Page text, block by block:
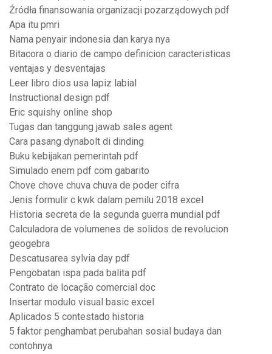
Źródła finansowania organizacji pozarządowych pdf
Apa itu pmri
Nama penyair indonesia dan karya nya
Bitacora o diario de campo definicion caracteristicas
ventajas y desventajas
Leer libro dios usa lapiz labial
Instructional design pdf
Eric squishy online shop
Tugas dan tanggung jawab sales agent
Cara pasang dynabolt di dinding
Buku kebijakan pemerintah pdf
Simulado enem pdf com gabarito
Chove chove chuva chuva de poder cifra
Jenis formulir c kwk dalam pemilu 2018 excel
Historia secreta de la segunda guerra mundial pdf
Calculadora de volumenes de solidos de revolucion
geogebra
Descatusarea sylvia day pdf
Pengobatan ispa pada balita pdf
Contrato de locação comercial doc
Insertar modulo visual basic excel
Aplicados 5 contestado historia
5 faktor penghambat perubahan sosial budaya dan
contohnya